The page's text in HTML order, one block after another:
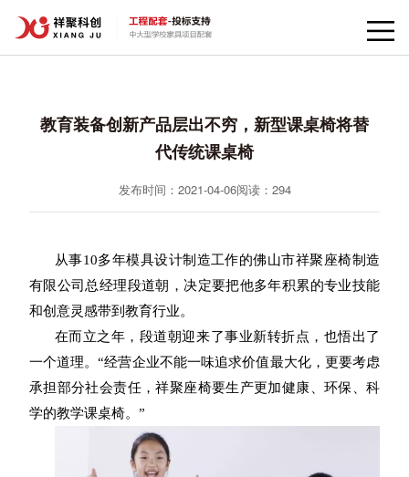
教育装备创新产品层出不穷，新型课桌椅将替
代传统课桌椅
发布时间：2021-04-06阅读： 294
从事10多年模具设计制造工作的佛山市祥聚座椅制造
有限公司总经理段道朝，决定要把他多年积累的专业技能
和创意灵感带到教育行业。
在而立之年，段道朝迎来了事业新转折点，也悟出了
一个道理。“经营企业不能一味追求价值最大化，更要考虑
承担部分社会责任，祥聚座椅要生产更加健康、环保、科
学的教学课桌椅。”